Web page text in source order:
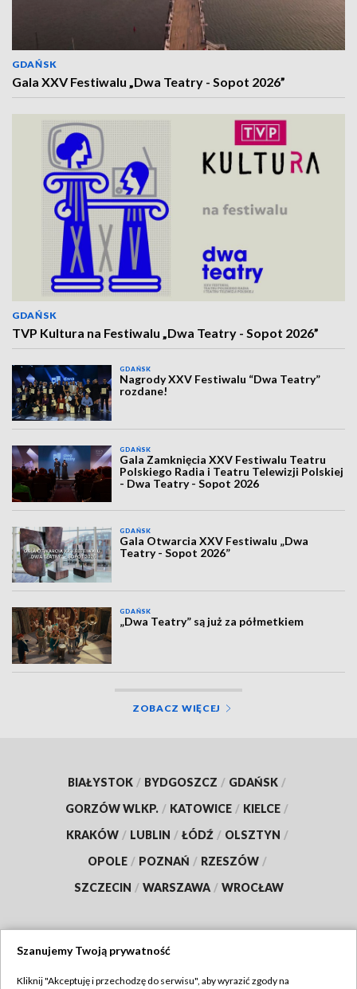
GDAŃSK
Gala XXV Festiwalu „Dwa Teatry - Sopot 2026”
GDAŃSK
TVP Kultura na Festiwalu „Dwa Teatry - Sopot 2026”
GDAŃSK
Nagrody XXV Festiwalu “Dwa Teatry”
rozdane!
GDAŃSK
Gala Zamknięcia XXV Festiwalu Teatru
Polskiego Radia i Teatru Telewizji Polskiej
- Dwa Teatry - Sopot 2026
GDAŃSK
Gala Otwarcia XXV Festiwalu „Dwa
Teatry - Sopot 2026”
GDAŃSK
„Dwa Teatry” są już za półmetkiem
ZOBACZ WIĘCEJ
BIAŁYSTOK / BYDGOSZCZ / GDAŃSK /
GORZÓW WLKP. / KATOWICE / KIELCE /
KRAKÓW / LUBLIN / ŁÓDŹ / OLSZTYN /
OPOLE / POZNAŃ / RZESZÓW /
SZCZECIN / WARSZAWA / WROCŁAW
Szanujemy Twoją prywatność
Kliknij "Akceptuję i przechodzę do serwisu", aby wyrazić zgody na